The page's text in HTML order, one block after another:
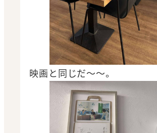
映画と同じだ～～。